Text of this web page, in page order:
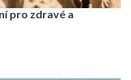
pro zdravé a